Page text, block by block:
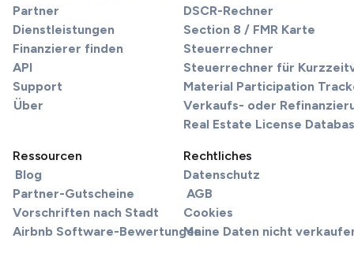
Partner
Dienstleistungen
Finanzierer finden
API
Support
Über
DSCR-Rechner
Section 8 / FMR Karte
Steuerrechner
Steuerrechner für
Material Participation
Verkaufs- oder
Real Estate License
Ressourcen
Blog
Partner-Gutscheine
Vorschriften nach Stadt
Airbnb Software-Bewertungen
Rechtliches
Datenschutz
AGB
Cookies
Meine Daten nicht